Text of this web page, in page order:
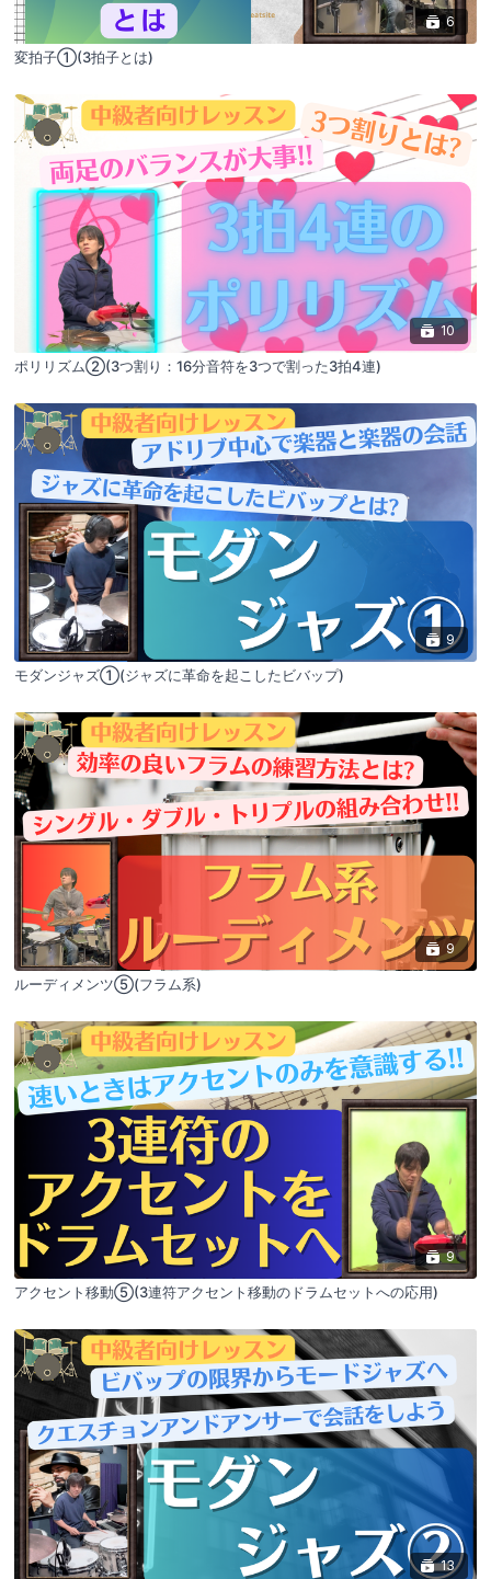
6
変拍子①(3拍子とは)
10
ポリリズム②(3つ割り：16分音符を3つで割った3拍4連)
9
モダンジャズ①(ジャズに革命を起こしたビバップ)
9
ルーディメンツ⑤(フラム系)
9
アクセント移動⑤(3連符アクセント移動のドラムセットへの応用)
13